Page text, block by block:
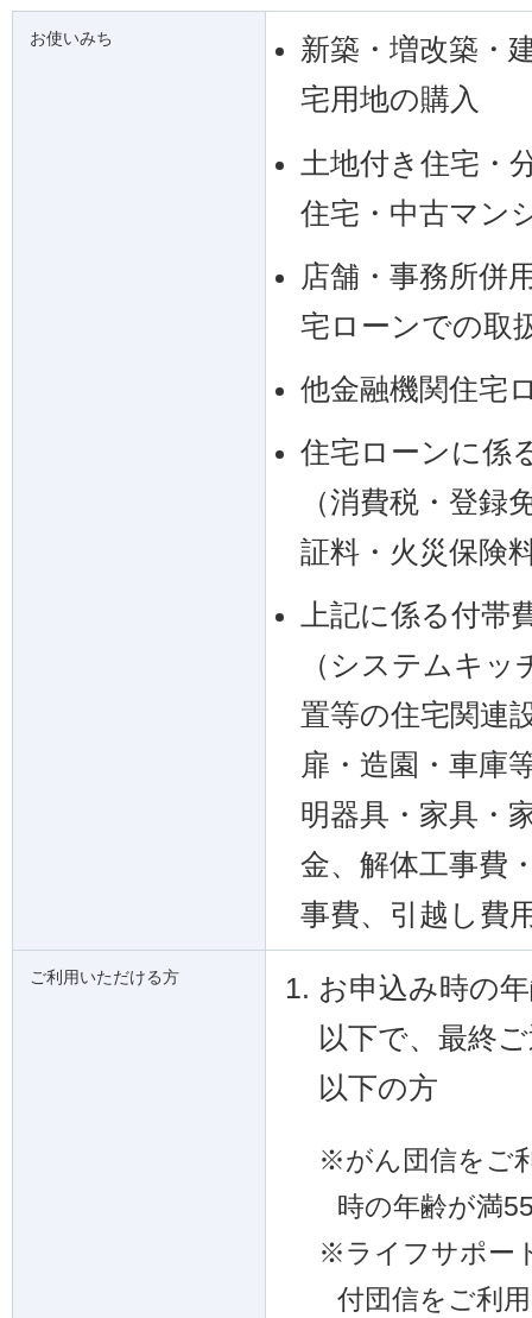
お使いみち
新築・増改築・
宅用地の購入
土地付き住宅・
住宅・中古マン
店舗・事務所併
宅ローンでの取
他金融機関住宅
住宅ローンに係
（消費税・登録
証料・火災保険
上記に係る付帯
（システムキ
置等の住宅関連
扉・造園・車庫
明器具・家具・
金、解体工事費
事費、引越し費
ご利用いただける方
お申込み時の
以下で、最終
以下の方
※がん団信をご
時の年齢が満
※ライフサポー
付団信をご利